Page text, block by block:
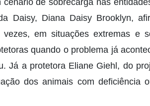
de sobrecarga nas
Daisy, Diana Daisy Brooklyn,
em situações extremas e
quando o problema já
Já a protetora Eliane Giehl, do
dos animais com deficiência